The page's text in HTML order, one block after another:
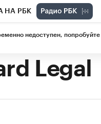
НА РБК
Лекции The
Legal
недоступен, попробуйте